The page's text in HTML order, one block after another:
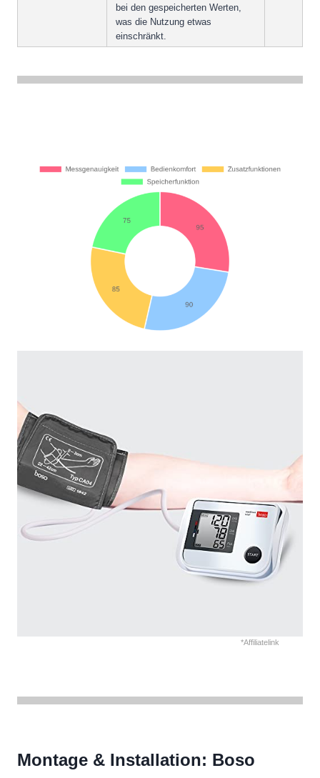
bei den gespeicherten Werten,
was die Nutzung etwas
einschränkt.
*Affiliatelink
Montage & Installation: Boso